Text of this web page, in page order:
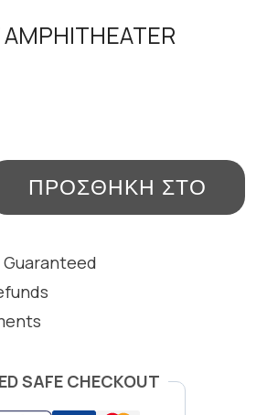
ΠΡΟΣΘΉΚΗ ΣΤΟ
SAFE CHECKOUT